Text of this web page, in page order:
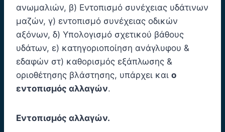
ανωμαλιών, β) Εντοπισμό συνέχειας υδάτινων
μαζών, γ) εντοπισμό συνέχειας οδικών
αξόνων, δ) Υπολογισμό σχετικού βάθους
υδάτων, ε) κατηγοριοποίηση ανάγλυφου &
εδαφών στ) καθορισμός εξάπλωσης &
οριοθέτησης βλάστησης, υπάρχει και ο
εντοπισμός αλλαγών.
Εντοπισμός αλλαγών.